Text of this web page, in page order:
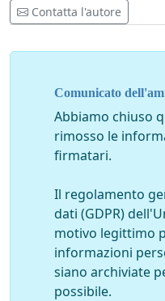
Contatta l'autore
Comunicato
Abbiamo chiuso
rimosso le
firmatari.
Il regolamento
dati (GDPR)
motivo legittimo
informazioni
siano archiviate
possibile.